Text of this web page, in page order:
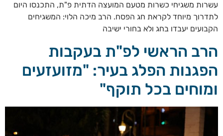
עשרות משגיחי כשרות מטעם המועצה הדתית פ"ת, התכנסו היום
לתדרוך מיוחד לקראת חג הפסח. הרב מיכה הלוי: המשגיחים
הקבועים יעבדו בחג ולא בחורי ישיבה
הרב הראשי לפ"ת בעקבות
הפגנות הפלג בעיר: "מזועזעים
ומוחים בכל תוקף"